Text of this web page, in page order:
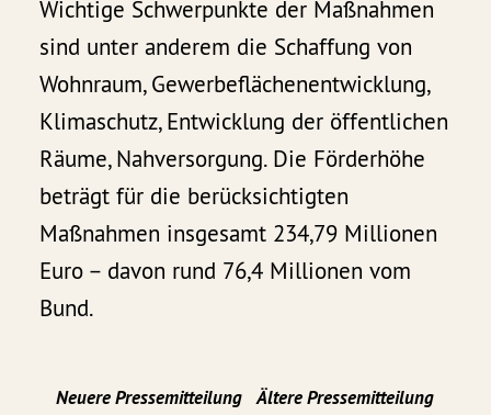
Wichtige Schwerpunkte der Maßnahmen
sind unter anderem die Schaffung von
Wohnraum, Gewerbeflächenentwicklung,
Klimaschutz, Entwicklung der öffentlichen
Räume, Nahversorgung. Die Förderhöhe
beträgt für die berücksichtigten
Maßnahmen insgesamt 234,79 Millionen
Euro – davon rund 76,4 Millionen vom
Bund.
Neuere Pressemitteilung Ältere Pressemitteilung